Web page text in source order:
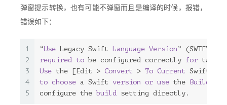
弹窗提示转换，也有可能不弹窗而且是编译的时候，报错，
错误如下：
1
2
3
4
5
“Use Legacy Swift Language Version ”
required to be configured correctly for
Use the [Edit > Convert > To Current Swift
to choose a Swift version or use the Build
configure the build setting directly.